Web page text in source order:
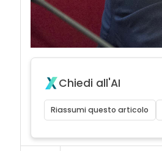
Chiedi all'AI
Riassumi questo articolo